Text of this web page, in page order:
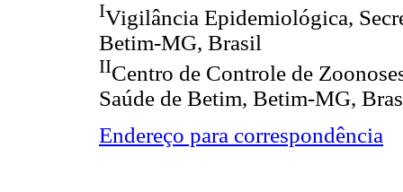
IVigilância Epidemiológica,
Betim-MG, Brasil
IICentro de Controle de
Saúde de Betim, Betim-MG,
Endereço para correspondência